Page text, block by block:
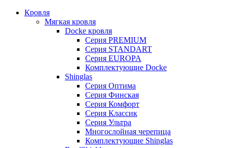
Кровля
Мягкая кровля
Docke кровля
Серия PREMIUM
Серия STANDART
Серия EUROPA
Комплектующие Docke
Shinglas
Серия Оптима
Серия Финская
Серия Комфорт
Серия Классик
Серия Ультра
Многослойная черепица
Комплектующие Shinglas